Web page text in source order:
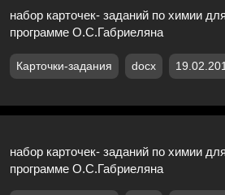
набор карточек- заданий по химии
программе О.С.Габриеляна
Карточки-задания docx
набор карточек- заданий по химии
программе О.С.Габриеляна